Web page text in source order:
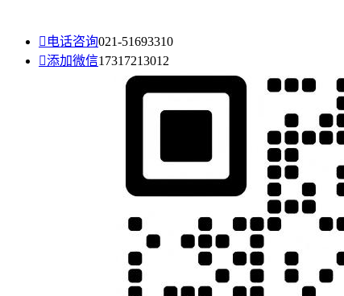
 电话咨询021-51693310
添加微信17317213012